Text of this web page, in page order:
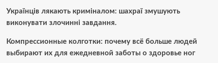
Українців лякають криміналом: шахраї змушують
виконувати злочинні завдання.
Компрессионные колготки: почему всё больше людей
выбирают их для ежедневной заботы о здоровье ног